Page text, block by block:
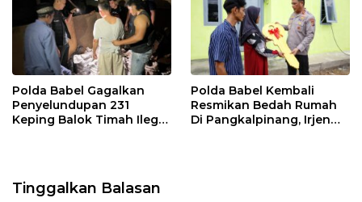
Polda Babel Gagalkan
Penyelundupan 231
Keping Balok Timah Ilegal
Polda Babel Kembali
Resmikan Bedah Rumah
Di Pangkalpinang, Irjen
Tinggalkan Balasan